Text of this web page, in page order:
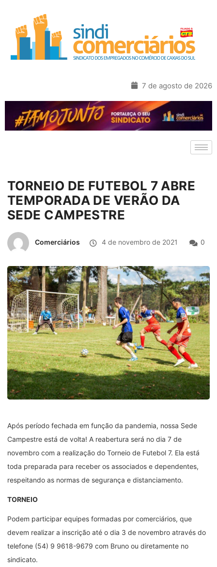
7 de agosto de 2026
TORNEIO DE FUTEBOL 7 ABRE
TEMPORADA DE VERÃO DA
SEDE CAMPESTRE
Comerciários 4 de novembro de 2021 0
Após período fechada em função da pandemia, nossa Sede
Campestre está de volta! A reabertura será no dia 7 de
novembro com a realização do Torneio de Futebol 7. Ela está
toda preparada para receber os associados e dependentes,
respeitando as normas de segurança e distanciamento.
TORNEIO
Podem participar equipes formadas por comerciários, que
devem realizar a inscrição até o dia 3 de novembro através do
telefone (54) 9 9618-9679 com Bruno ou diretamente no
sindicato.